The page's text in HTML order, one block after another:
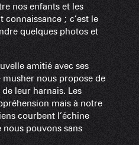
nos enfants et les
; c’est le
quelques photos et
amitié avec ses
nous propose de
leur harnais. Les
mais à notre
courbent l’échine
pouvons sans